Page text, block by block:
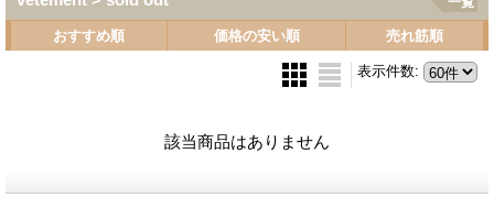
おすすめ順 価格の安い順 売れ筋順
表示件数:
該当商品はありません